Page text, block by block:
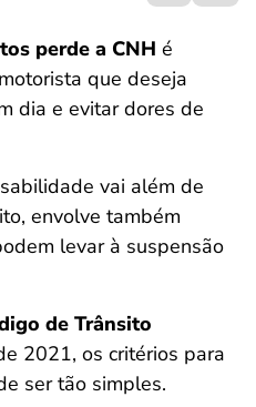
perde a CNH é
que deseja
dia e evitar dores de
vai além de
envolve também
levar à suspensão
de Trânsito
2021, os critérios para
ser tão simples.